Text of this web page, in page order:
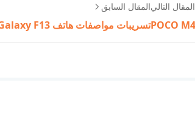
المقال التاليالمقال السابق
تسريبات مواصفات هاتف Samsung Galaxy F13